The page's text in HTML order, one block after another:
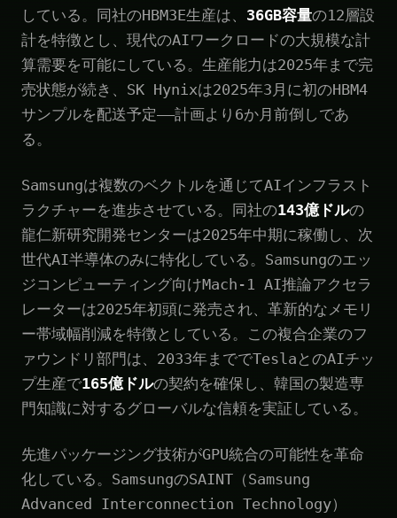
している。同社のHBM3E生産は、 36GB容量の12層設
計を特徴とし、現代のAIワークロードの大規模な計
算需要を可能にしている。生産能力は2025年まで完
売状態が続き、SK Hynixは2025年3月に初のHBM4
サンプルを配送予定——計画より6か月前倒しであ
る。
Samsungは複数のベクトルを通じてAIインフラスト
ラクチャーを進歩させている。同社の143億ドルの
龍仁新研究開発センターは2025年中期に稼働し、次
世代AI半導体のみに特化している。Samsungのエッ
ジコンピューティング向けMach-1 AI推論アクセラ
レーターは2025年初頭に発売され、革新的なメモリ
ー帯域幅削減を特徴としている。この複合企業のフ
ァウンドリ部門は、2033年まででTeslaとのAIチッ
プ生産で165億ドルの契約を確保し、韓国の製造専
門知識に対するグローバルな信頼を実証している。
先進パッケージング技術がGPU統合の可能性を革命
化している。SamsungのSAINT（Samsung
Advanced Interconnection Technology）